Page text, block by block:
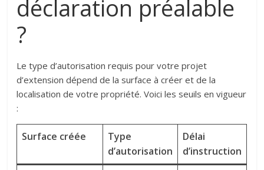
déclaration préalable
?
Le type d’autorisation requis pour votre projet
d’extension dépend de la surface à créer et de la
localisation de votre propriété. Voici les seuils en vigueur
:
Surface créée
Type
d’autorisation
Délai
d’instruction